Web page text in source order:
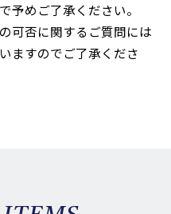
予めご了承ください。
可否に関するご質問には
ますのでご了承くださ